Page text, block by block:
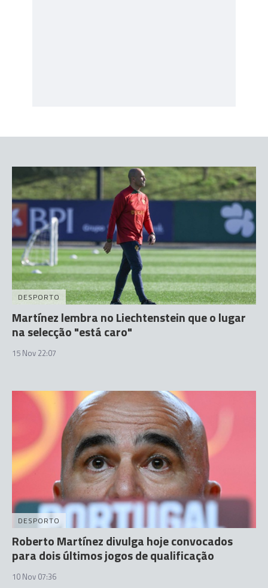
DESPORTO
Martínez lembra no Liechtenstein que o lugar
na selecção "está caro"
15 Nov 22:07
DESPORTO
Roberto Martínez divulga hoje convocados
para dois últimos jogos de qualificação
10 Nov 07:36